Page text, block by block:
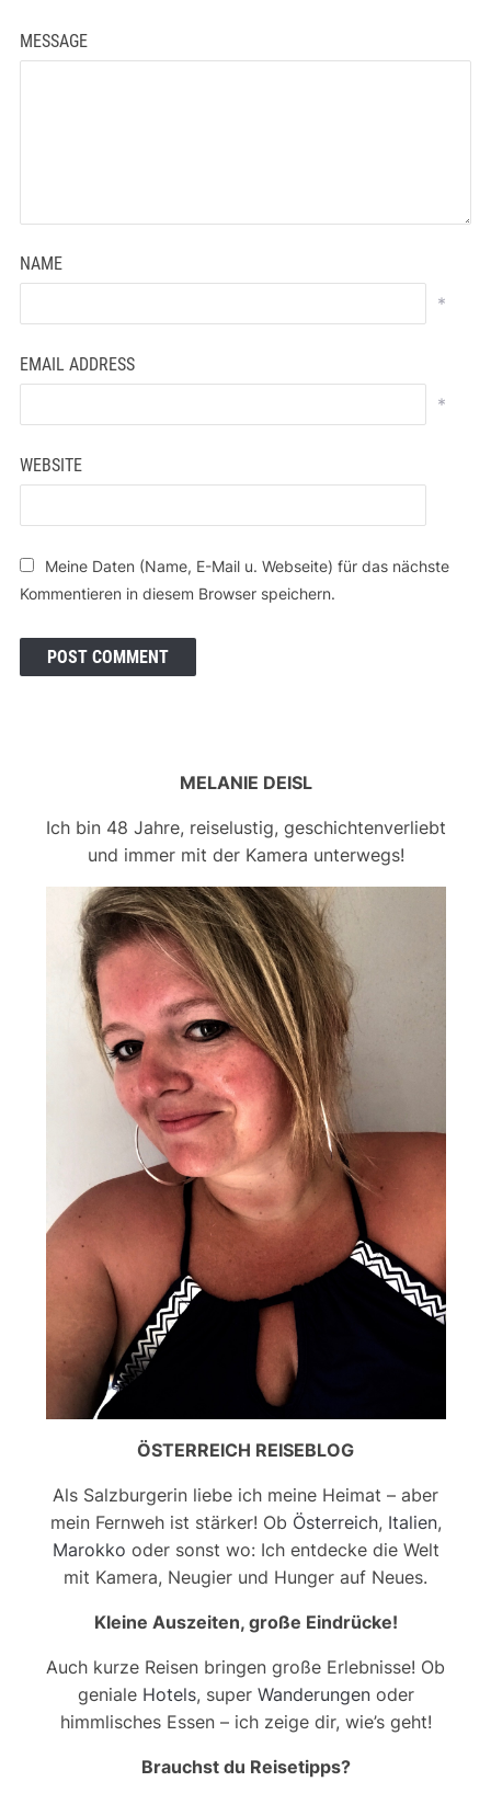
MESSAGE
NAME
*
EMAIL ADDRESS
*
WEBSITE
Meine Daten (Name, E-Mail u. Webseite) für das nächste
Kommentieren in diesem Browser speichern.
MELANIE DEISL
Ich bin 48 Jahre, reiselustig, geschichtenverliebt
und immer mit der Kamera unterwegs!
ÖSTERREICH REISEBLOG
Als Salzburgerin liebe ich meine Heimat – aber
mein Fernweh ist stärker! Ob Österreich, Italien,
Marokko oder sonst wo: Ich entdecke die Welt
mit Kamera, Neugier und Hunger auf Neues.
Kleine Auszeiten, große Eindrücke!
Auch kurze Reisen bringen große Erlebnisse! Ob
geniale Hotels, super Wanderungenoder
himmlisches Essen – ich zeige dir, wie’s geht!
Brauchst du Reisetipps?